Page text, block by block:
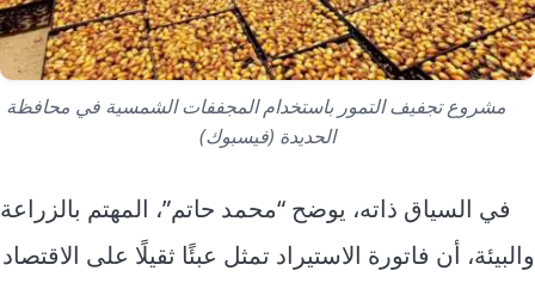
مشروع تجفيف التمور باستخدام المجففات الشمسية في محافظة
الحديدة (فيسبوك)
في السياق ذاته، يوضح “محمد حاتم”، المهتم بالزراعة
والبيئة، أن فاتورة الاستيراد تمثل عبئًا ثقيلًا على الاقتصاد